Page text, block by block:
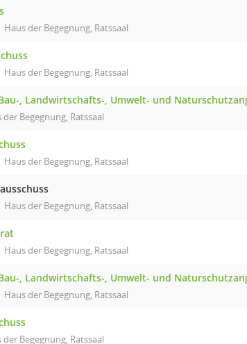
Haus der Begegnung, Ratssaal
Haus der Begegnung, Ratssaal
, Landwirtschafts-, Umwelt- und
der Begegnung, Ratssaal
Haus der Begegnung, Ratssaal
Haus der Begegnung, Ratssaal
Haus der Begegnung, Ratssaal
, Landwirtschafts-, Umwelt- und
Haus der Begegnung, Ratssaal
der Begegnung, Ratssaal